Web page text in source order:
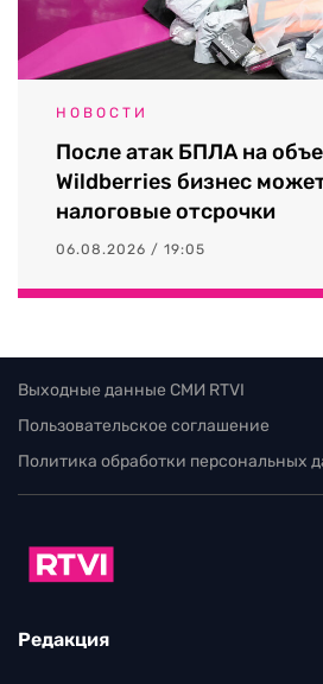
НОВОСТИ
После атак БПЛА на
Wildberries бизнес
налоговые отсрочки
06.08.2026 / 19:05
Выходные данные СМИ RTVI
Пользовательское соглашение
Политика обработки персональных
Редакция